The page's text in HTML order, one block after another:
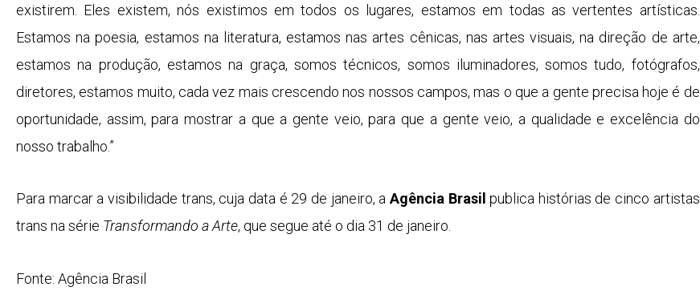
existirem. Eles existem, nós existimos em todos os lugares, estamos em todas as vertentes artísticas.
Estamos na poesia, estamos na literatura, estamos nas artes cênicas, nas artes visuais, na direção de arte,
estamos na produção, estamos na graça, somos técnicos, somos iluminadores, somos tudo, fotógrafos,
diretores, estamos muito, cada vez mais crescendo nos nossos campos, mas o que a gente precisa hoje é de
oportunidade, assim, para mostrar a que a gente veio, para que a gente veio, a qualidade e excelência do
nosso trabalho.”
Para marcar a visibilidade trans, cuja data é 29 de janeiro, aAgência Brasilpublica histórias de cinco artistas
trans na série Transformando a Arte, que segue até o dia 31 de janeiro.
Fonte: Agência Brasil